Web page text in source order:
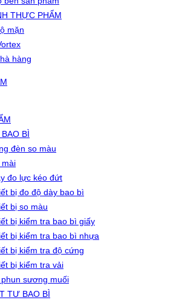
THỰC PHẨM
mặn
hàng
BÌ
đèn so màu
đo lực kéo đứt
bị đo độ dày bao bì
bị so màu
bị kiểm tra bao bì giấy
bị kiểm tra bao bì nhựa
bị kiểm tra độ cứng
bị kiểm tra vải
sương muối
TƯ BAO BÌ